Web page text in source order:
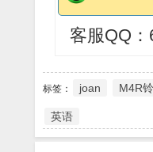
客服QQ：
标签： joan M4R
英语